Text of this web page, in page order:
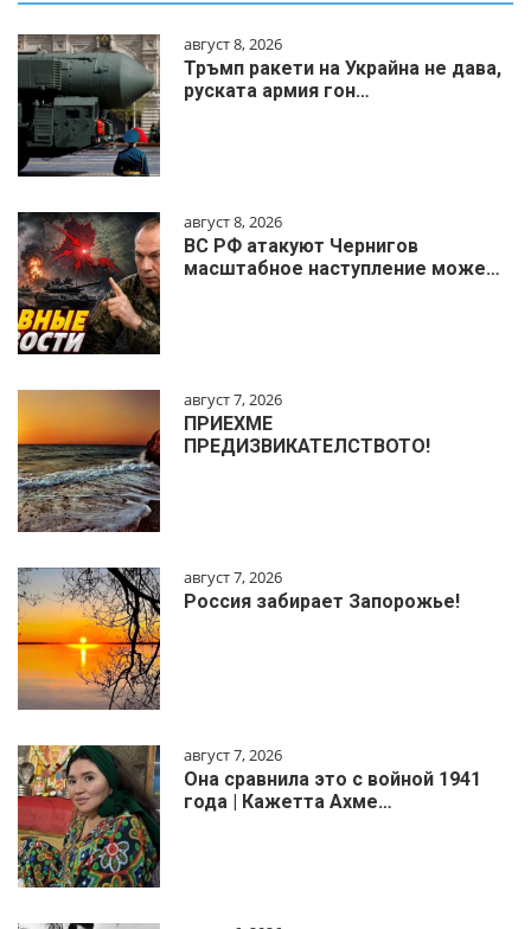
август 8, 2026
Тръмп ракети на Украйна не дава,
руската армия гон…
август 8, 2026
ВС РФ атакуют Чернигов
масштабное наступление може…
август 7, 2026
ПРИЕХМЕ
ПРЕДИЗВИКАТЕЛСТВОТО!
август 7, 2026
Россия забирает Запорожье!
август 7, 2026
Она сравнила это с войной 1941
года | Кажетта Ахме…